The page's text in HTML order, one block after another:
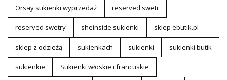
Orsay sukienki wyprzedaż reserved swetr
reserved swetry sheinside sukienki sklep ebutik.pl
sklep z odzieżą sukienkach sukienki sukienki butik
sukienkie Sukienki włoskie i francuskie